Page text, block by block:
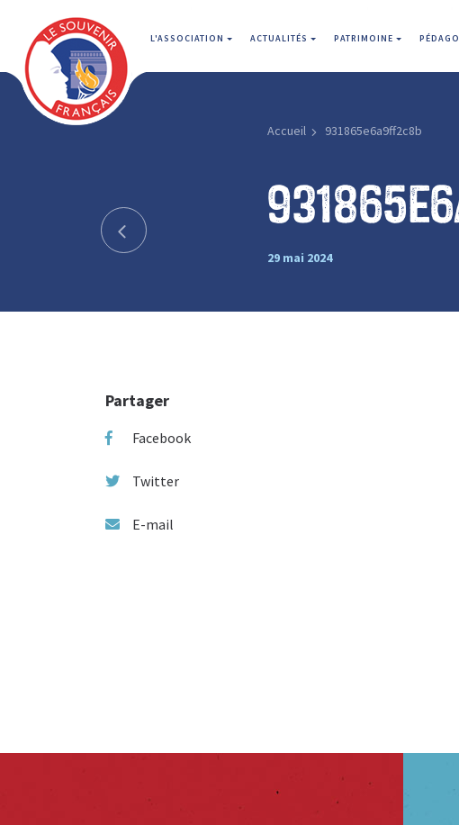
L'ASSOCIATION ACTUALITÉS PATRIMOINE
Accueil 931865e6a9ff2c8b
29 mai 2024
Partager
Facebook
Twitter
E-mail